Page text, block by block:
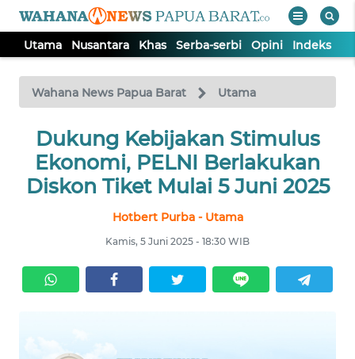
Utama Nusantara Khas Serba-serbi Opini Indeks
Wahana News Papua Barat Utama
Dukung Kebijakan Stimulus
Ekonomi, PELNI Berlakukan
Diskon Tiket Mulai 5 Juni 2025
Hotbert Purba - Utama
Kamis, 5 Juni 2025 - 18:30 WIB
TV
Tutup
UTAMA
NUSANTARA
SERBA-
SERBI